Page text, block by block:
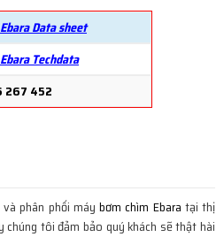
Data sheet
Techdata
267 452
và phân phối máy bơm chìm Ebara tại thị
tôi đảm bảo quý khách sẽ thật hài